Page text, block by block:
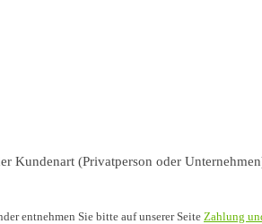
Kundenart (Privatperson oder
entnehmen Sie bitte auf unserer Seite Zahlung